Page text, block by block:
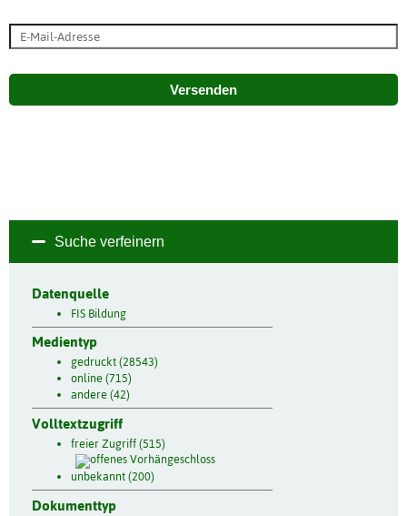
Versenden
Suche verfeinern
Datenquelle
FIS Bildung
Medientyp
gedruckt (28543)
online (715)
andere (42)
Volltextzugriff
freier Zugriff (515)
unbekannt (200)
Dokumenttyp